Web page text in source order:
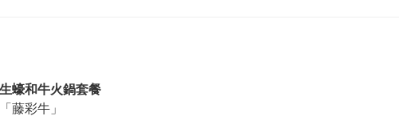
蠔和牛火鍋套餐
藤彩牛」